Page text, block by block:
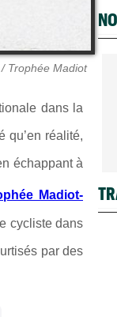
Trophée Madiot
dans la
qu’en réalité,
échappant à
Madiot-
cycliste dans
par des